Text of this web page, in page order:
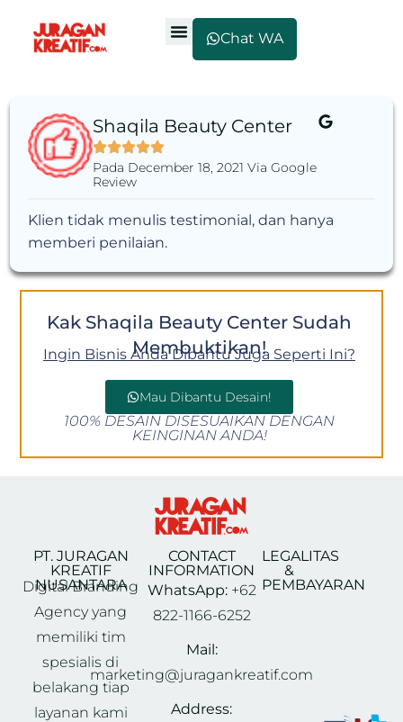
Chat WA
Shaqila Beauty Center
Pada December 18, 2021 Via Google
Review
Klien tidak menulis testimonial, dan hanya
memberi penilaian.
Kak Shaqila Beauty Center Sudah
Membuktikan!
Ingin Bisnis Anda Dibantu Juga Seperti Ini?
Mau Dibantu Desain!
100% DESAIN DISESUAIKAN DENGAN
KEINGINAN ANDA!
PT. JURAGAN
KREATIF
NUSANTARA
Digital Branding
Agency yang
memiliki tim
spesialis di
belakang tiap
layanan kami
CONTACT
INFORMATION
WhatsApp:+62
822-1166-6252
Mail:
marketing@juragankreatif.com
Address:
LEGALITAS
&
PEMBAYARAN